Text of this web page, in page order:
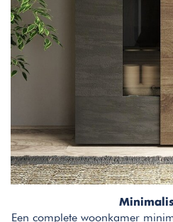
Een complete woonkamer